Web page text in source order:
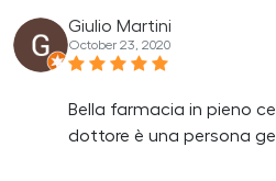
Giulio Martini
October 23, 2020
Bella farmacia in pieno
dottore è una persona